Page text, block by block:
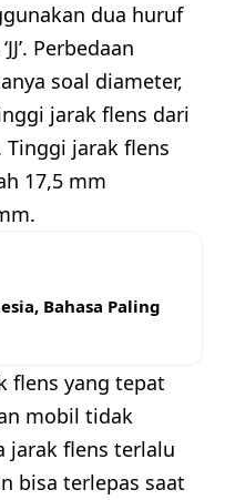
dua huruf
Perbedaan
soal diameter,
jarak flens dari
jarak flens
17,5 mm
Bahasa Paling
flens yang tepat
mobil tidak
jarak flens terlalu
bisa terlepas saat